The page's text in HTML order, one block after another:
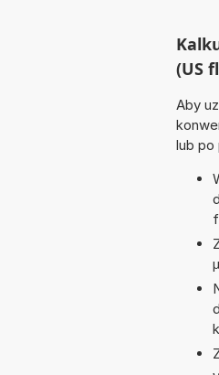
(US
Aby
lub